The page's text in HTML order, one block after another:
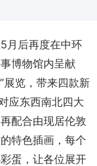
月后再度在中环
博物馆内呈献
展览，带来四款新
应东西南北四大
配合由现居伦敦
特色插画，每个
蛋，让各位展开